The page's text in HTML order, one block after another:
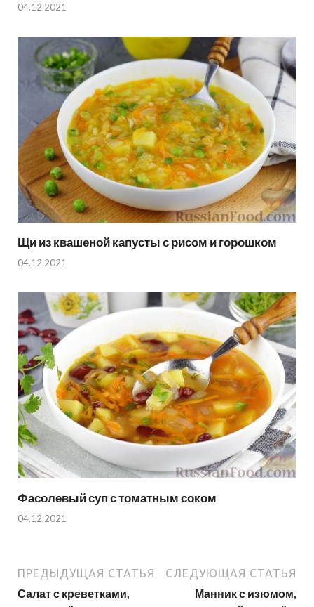
04.12.2021
Щи из квашеной капусты с рисом и горошком
04.12.2021
Фасолевый суп с томатным соком
04.12.2021
ПРЕДЫДУЩАЯ СТАТЬЯ
Салат с креветками,
СЛЕДУЮЩАЯ СТАТЬЯ
Манник с изюмом,